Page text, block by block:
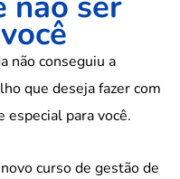
não conseguiu a
que deseja fazer com
para você.
curso de gestão de